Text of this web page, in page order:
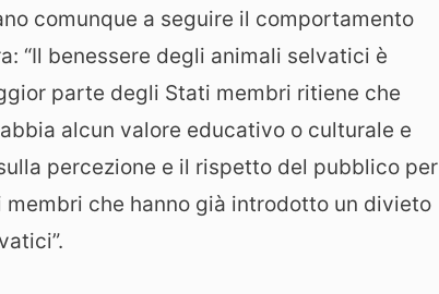
comunque a seguire il comportamento
“Il benessere degli animali selvatici è
parte degli Stati membri ritiene che
alcun valore educativo o culturale e
percezione e il rispetto del pubblico per
che hanno già introdotto un divieto